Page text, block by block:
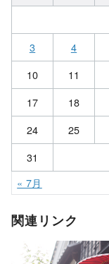
3
4
10
11
17
18
24
25
31
« 7月
関連リンク